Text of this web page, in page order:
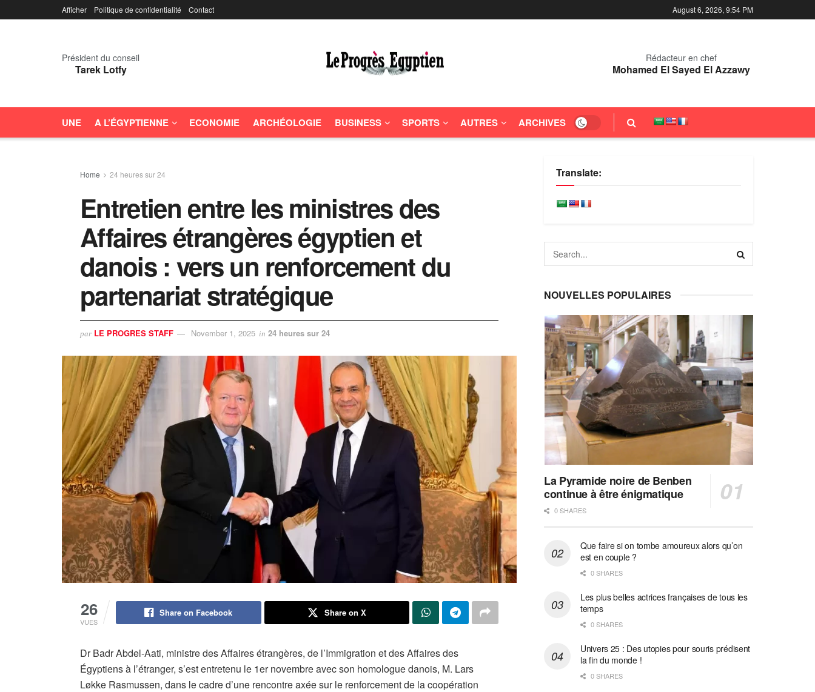
Afficher Politique de confidentialité Contact August 6, 2026, 9:54 PM
Président du conseil
Tarek Lotfy
Rédacteur en chef
Mohamed El Sayed El Azzawy
UNE A L’ÉGYPTIENNE ECONOMIE ARCHÉOLOGIE BUSINESS SPORTS AUTRES ARCHIVES
Home 24 heures sur 24
Entretien entre les ministres des
Affaires étrangères égyptien et
danois : vers un renforcement du
partenariat stratégique
par LE PROGRES STAFF November 1, 2025 in 24 heures sur 24
26
VUES
Share on Facebook Share on X
Dr Badr Abdel-Aati, ministre des Affaires étrangères, de l’Immigration et des Affaires des
Égyptiens à l’étranger, s’est entretenu le 1er novembre avec son homologue danois, M. Lars
Løkke Rasmussen, dans le cadre d’une rencontre axée sur le renforcement de la coopération
Translate:
NOUVELLES POPULAIRES
La Pyramide noire de Benben
continue à être énigmatique
0 SHARES
Que faire si on tombe amoureux alors qu’on
est en couple ?
0 SHARES
Les plus belles actrices françaises de tous les
temps
0 SHARES
Univers 25 : Des utopies pour souris prédisent
la fin du monde !
0 SHARES